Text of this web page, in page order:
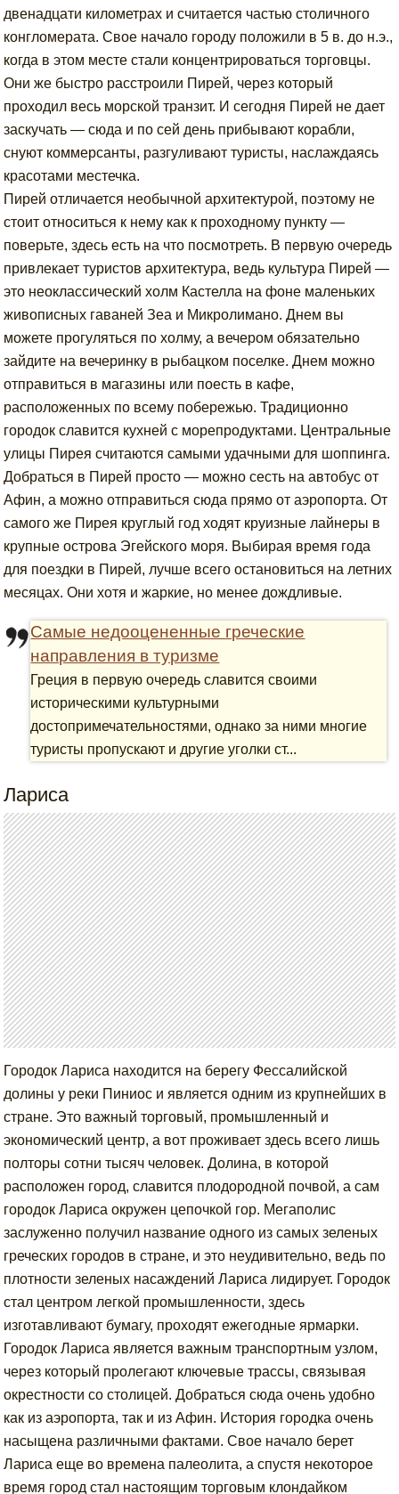
двенадцати километрах и считается частью столичного
конгломерата. Свое начало городу положили в 5 в. до н.э.,
когда в этом месте стали концентрироваться торговцы.
Они же быстро расстроили Пирей, через который
проходил весь морской транзит. И сегодня Пирей не дает
заскучать — сюда и по сей день прибывают корабли,
снуют коммерсанты, разгуливают туристы, наслаждаясь
красотами местечка.
Пирей отличается необычной архитектурой, поэтому не
стоит относиться к нему как к проходному пункту —
поверьте, здесь есть на что посмотреть. В первую очередь
привлекает туристов архитектура, ведь культура Пирей —
это неоклассический холм Кастелла на фоне маленьких
живописных гаваней Зеа и Микролимано. Днем вы
можете прогуляться по холму, а вечером обязательно
зайдите на вечеринку в рыбацком поселке. Днем можно
отправиться в магазины или поесть в кафе,
расположенных по всему побережью. Традиционно
городок славится кухней с морепродуктами. Центральные
улицы Пирея считаются самыми удачными для шоппинга.
Добраться в Пирей просто — можно сесть на автобус от
Афин, а можно отправиться сюда прямо от аэропорта. От
самого же Пирея круглый год ходят круизные лайнеры в
крупные острова Эгейского моря. Выбирая время года
для поездки в Пирей, лучше всего остановиться на летних
месяцах. Они хотя и жаркие, но менее дождливые.
Самые недооцененные греческие
направления в туризме
Греция в первую очередь славится своими
историческими культурными
достопримечательностями, однако за ними многие
туристы пропускают и другие уголки ст...
Лариса
Городок Лариса находится на берегу Фессалийской
долины у реки Пиниос и является одним из крупнейших в
стране. Это важный торговый, промышленный и
экономический центр, а вот проживает здесь всего лишь
полторы сотни тысяч человек. Долина, в которой
расположен город, славится плодородной почвой, а сам
городок Лариса окружен цепочкой гор. Мегаполис
заслуженно получил название одного из самых зеленых
греческих городов в стране, и это неудивительно, ведь по
плотности зеленых насаждений Лариса лидирует. Городок
стал центром легкой промышленности, здесь
изготавливают бумагу, проходят ежегодные ярмарки.
Городок Лариса является важным транспортным узлом,
через который пролегают ключевые трассы, связывая
окрестности со столицей. Добраться сюда очень удобно
как из аэропорта, так и из Афин. История городка очень
насыщена различными фактами. Свое начало берет
Лариса еще во времена палеолита, а спустя некоторое
время город стал настоящим торговым клондайком